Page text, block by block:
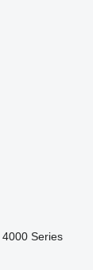
4000 Series